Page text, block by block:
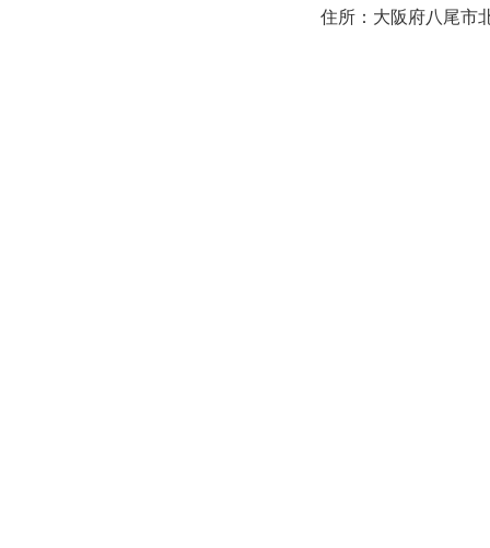
住所：大阪府八尾市